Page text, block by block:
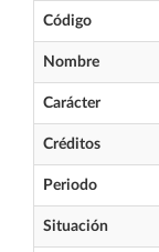
Código
Nombre
Carácter
Créditos
Periodo
Situación